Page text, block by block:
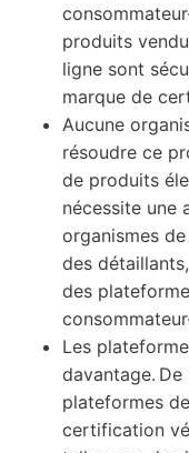
produits
ligne sont
marque de
Aucune
résoudre ce
de produits
nécessite une
organismes
des
des
Les
davantage. De
plateformes
certification